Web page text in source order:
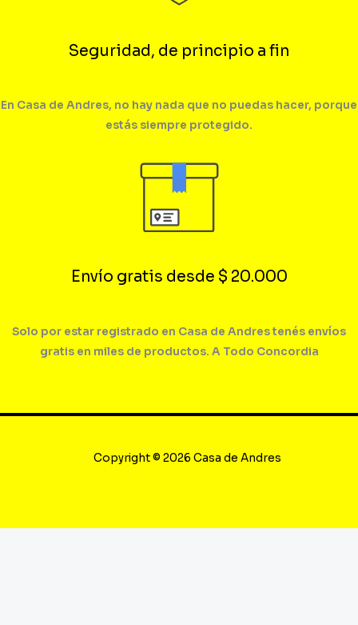
Seguridad, de principio a fin
En Casa de Andres, no hay nada que no puedas hacer, porque
estás siempre protegido.
Envío gratis desde $ 20.000
Solo por estar registrado en Casa de Andres tenés envíos
gratis en miles de productos. A Todo Concordia
Copyright © 2026 Casa de Andres